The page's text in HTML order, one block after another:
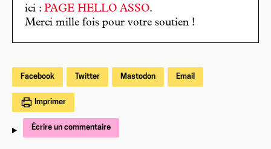
ici : PAGE HELLO ASSO.
Merci mille fois pour votre soutien !
Facebook Twitter Mastodon Email
Imprimer
Écrire un commentaire